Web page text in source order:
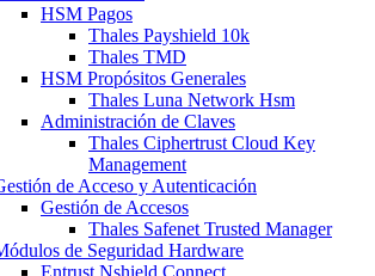
HSM Pagos
Thales Payshield 10k
Thales TMD
HSM Propósitos Generales
Thales Luna Network Hsm
Administración de Claves
Thales Ciphertrust Cloud Key
Management
de Acceso y Autenticación
Gestión de Accesos
Thales Safenet Trusted Manager
de Seguridad Hardware
Entrust Nshield Connect